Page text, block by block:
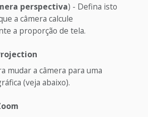
perspectiva) - Defina isto
a câmera calcule
a proporção de tela.
mudar a câmera para uma
(veja abaixo).